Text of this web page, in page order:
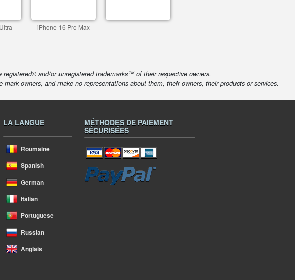
iPhone 16 Pro Max
and/or unregistered trademarks™ of their respective owners.
owners, and make no representations about them, their owners, their products or services.
LA LANGUE
Roumaine
Spanish
German
Italian
Portuguese
Russian
Anglais
MÉTHODES DE PAIEMENT
SÉCURISÉES